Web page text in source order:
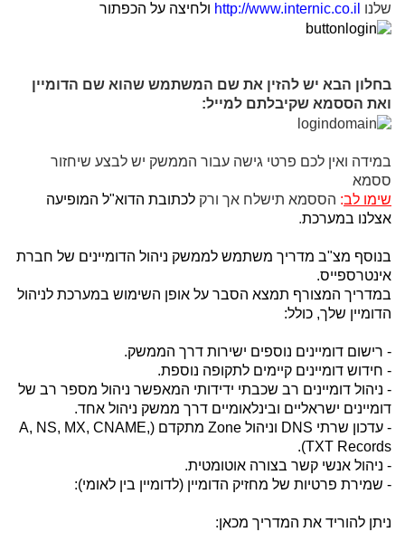
שלנו http://www.internic.co.il ולחיצה על הכפתור
בחלון הבא יש להזין את שם המשתמש שהוא שם הדומיין
ואת הססמא שקיבלתם למייל:
במידה ואין לכם פרטי גישה עבור הממשק יש לבצע שיחזור
ססמא
שימו לב: הססמא תישלח אך ורק לכתובת הדוא"ל המופיעה
אצלנו במערכת.
בנוסף מצ"ב מדריך משתמש לממשק ניהול הדומיינים של חברת
אינטרספייס.
במדריך המצורף תמצא הסבר על אופן השימוש במערכת לניהול
הדומיין שלך, כולל:
- רישום דומיינים נוספים ישירות דרך הממשק.
- חידוש דומיינים קיימים לתקופה נוספת.
- ניהול דומיינים רב שכבתי ידידותי המאפשר ניהול מספר רב של
דומיינים ישראליים ובינלאומיים דרך ממשק ניהול אחד.
- עדכון שרתי DNS וניהול Zone מתקדם (A, NS, MX, CNAME,
TXT Records).
- ניהול אנשי קשר בצורה אוטומטית.
- שמירת פרטיות של מחזיק הדומיין (לדומיין בין לאומי):
ניתן להוריד את המדריך מכאן: